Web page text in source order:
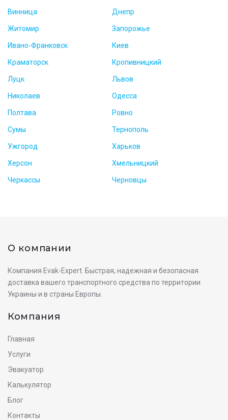
Винница Днепр
Житомир Запорожье
Ивано-Франковск Киев
Краматорск Кропивницкий
Луцк Львов
Николаев Одесса
Полтава Ровно
Сумы Тернополь
Ужгород Харьков
Херсон Хмельницкий
Черкассы Черновцы
О компании
Компания Evak-Expert. Быстрая, надежная и безопасная
доставка вашего транспортного средства по территории
Украины и в страны Европы.
Компания
Главная
Услуги
Эвакуатор
Калькулятор
Блог
Контакты